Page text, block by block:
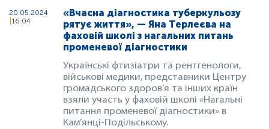
20.05.2024
16:04
«Вчасна діагностика туберкульозу
рятує життя», — Яна Терлеєва на
фаховій школі з нагальних питань
променевої діагностики
Українські фтизіатри та рентгенологи,
військові медики, представники Центру
громадського здоров’я та інших країн
взяли участь у фаховій школі «Нагальні
питання променевої діагностики» в
Кам’янці-Подільському.